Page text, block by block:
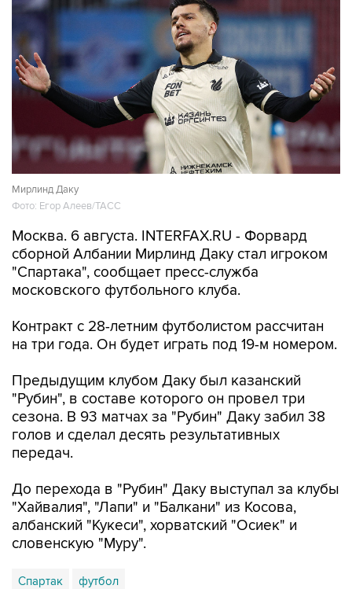
Мирлинд Даку
Фото: Егор Алеев/ТАСС
Москва. 6 августа. INTERFAX.RU - Форвард
сборной Албании Мирлинд Даку стал игроком
"Спартака", сообщает пресс-служба
московского футбольного клуба.
Контракт с 28-летним футболистом рассчитан
на три года. Он будет играть под 19-м номером.
Предыдущим клубом Даку был казанский
"Рубин", в составе которого он провел три
сезона. В 93 матчах за "Рубин" Даку забил 38
голов и сделал десять результативных
передач.
До перехода в "Рубин" Даку выступал за клубы
"Хайвалия", "Лапи" и "Балкани" из Косова,
албанский "Кукеси", хорватский "Осиек" и
словенскую "Муру".
Спартак футбол